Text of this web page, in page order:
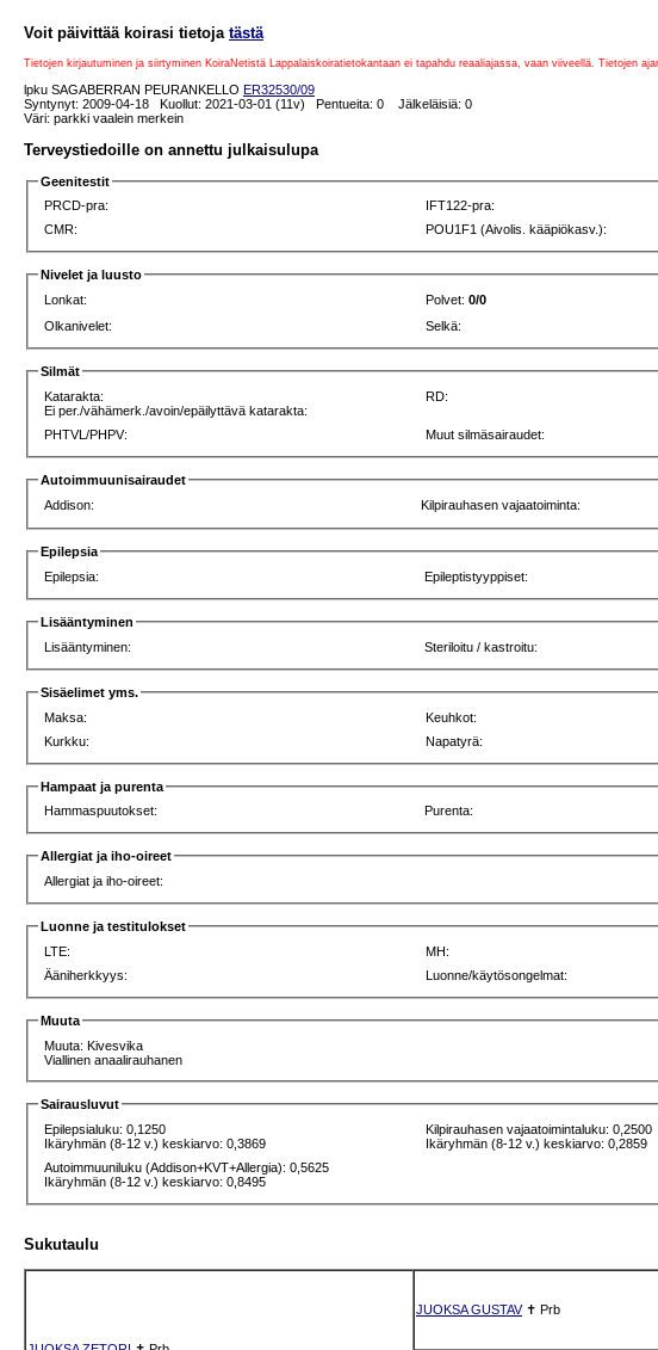
Voit päivittää koirasi tietoja tästä
Tietojen kirjautuminen ja siirtyminen KoiraNetistä Lappalaiskoiratietokantaan ei tapahdu reaaliajassa, vaan viiveellä. Tietojen
lpku SAGABERRAN PEURANKELLO ER32530/09
Syntynyt: 2009-04-18 Kuollut: 2021-03-01 (11v) Pentueita: 0 Jälkeläisiä: 0
Väri: parkki vaalein merkein
Terveystiedoille on annettu julkaisulupa
Geenitestit
PRCD-pra:
IFT122-pra:
CMR:
POU1F1 (Aivolis. kääpiökasv.):
Nivelet ja luusto
Lonkat:
Polvet:0/0
Olkanivelet:
Selkä:
Silmät
Katarakta:
Ei per./vähämerk./avoin/epäilyttävä katarakta:
RD:
PHTVL/PHPV: Muut silmäsairaudet:
Autoimmuunisairaudet
Addison:
Kilpirauhasen vajaatoiminta:
Epilepsia
Epilepsia:
Epileptistyyppiset:
Lisääntyminen
Lisääntyminen:
Steriloitu / kastroitu:
Sisäelimet yms.
Maksa:
Keuhkot:
Kurkku:
Napatyrä:
Hampaat ja purenta
Hammaspuutokset:
Purenta:
Allergiat ja iho-oireet
Allergiat ja iho-oireet:
Luonne ja testitulokset
LTE:
MH:
Ääniherkkyys:
Luonne/käytösongelmat:
Muuta
Muuta: Kivesvika
Viallinen anaalirauhanen
Sairausluvut
Epilepsialuku: 0,1250
Ikäryhmän (8-12 v.) keskiarvo: 0,3869
Kilpirauhasen vajaatoimintaluku: 0,2500
Ikäryhmän (8-12 v.) keskiarvo: 0,2859
Autoimmuuniluku (Addison+KVT+Allergia): 0,5625
Ikäryhmän (8-12 v.) keskiarvo: 0,8495
Sukutaulu
JUOKSA GUSTAV✝ Prb